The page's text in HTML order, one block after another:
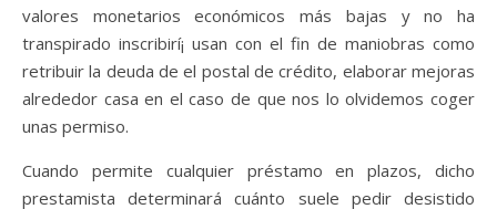
valores monetarios económicos más bajas y no ha
transpirado inscribirí¡ usan con el fin de maniobras como
retribuir la deuda de el postal de crédito, elaborar mejoras
alrededor casa en el caso de que nos lo olvidemos coger
unas permiso.
Cuando permite cualquier préstamo en plazos, dicho
prestamista determinará cuánto suele pedir desistido